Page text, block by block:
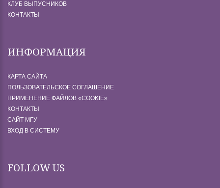
КЛУБ ВЫПУСНИКОВ
КОНТАКТЫ
ИНФОРМАЦИЯ
КАРТА САЙТА
ПОЛЬЗОВАТЕЛЬСКОЕ СОГЛАШЕНИЕ
ПРИМЕНЕНИЕ ФАЙЛОВ «СOOKIE»
КОНТАКТЫ
САЙТ МГУ
ВХОД В СИСТЕМУ
FOLLOW US